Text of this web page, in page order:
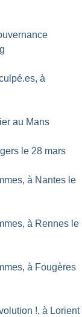
à
au Mans
le 28 mars
à Nantes le
à Rennes le
à Fougères
!, à Lorient